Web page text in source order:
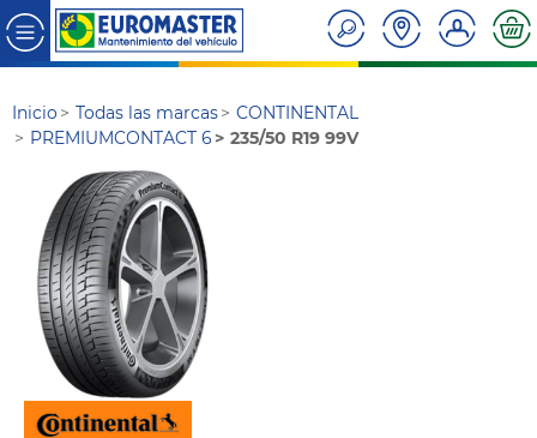
Inicio Todas las marcas
CONTINENTAL
PREMIUMCONTACT 6
235/50 R19 99V